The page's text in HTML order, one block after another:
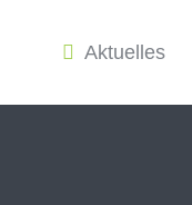
Aktuelles